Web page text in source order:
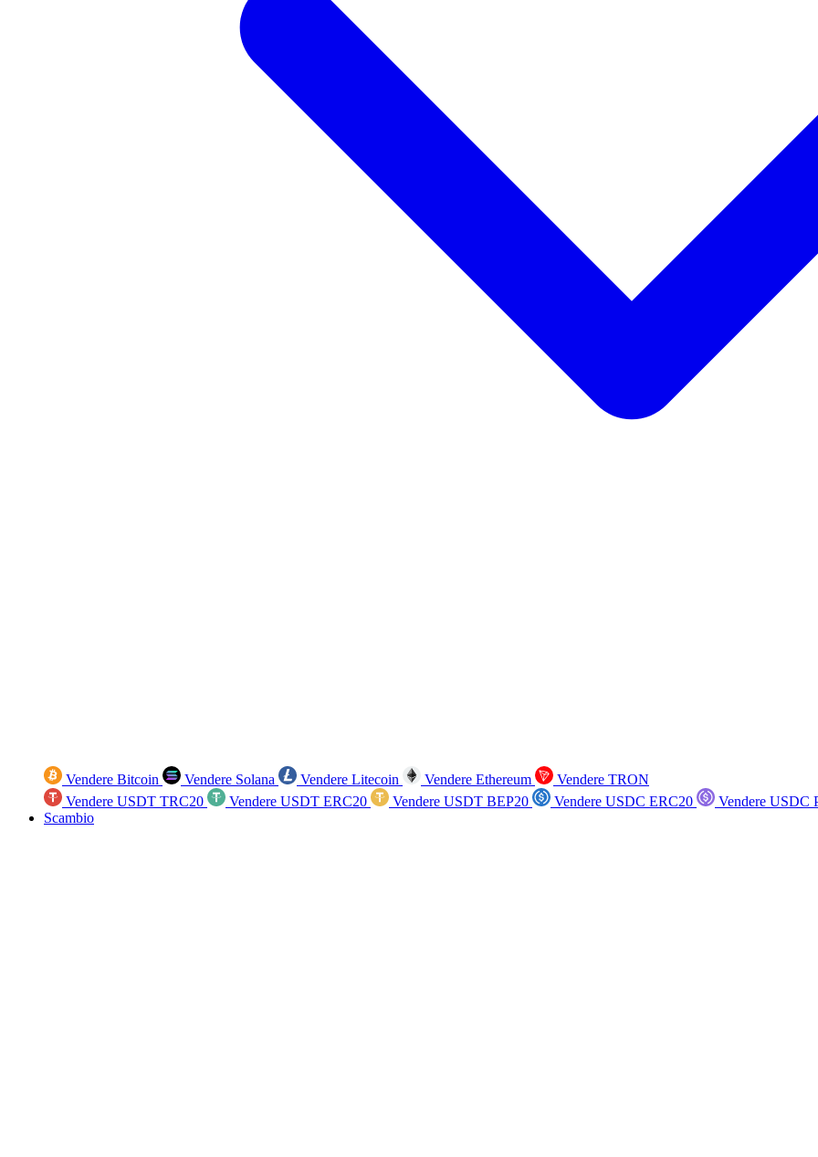
Vendere Bitcoin Vendere Solana Vendere Litecoin Vendere Ethereum
Vendere TRON
Vendere USDT TRC20
Vendere USDT ERC20 Vendere USDT BEP20 Vendere USDC ERC20
Vendere USDC
Scambio